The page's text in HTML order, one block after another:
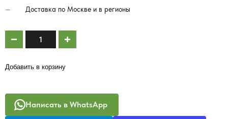
Доставка по Москве и в регионы
Добавить в корзину
Написать в WhatsApp